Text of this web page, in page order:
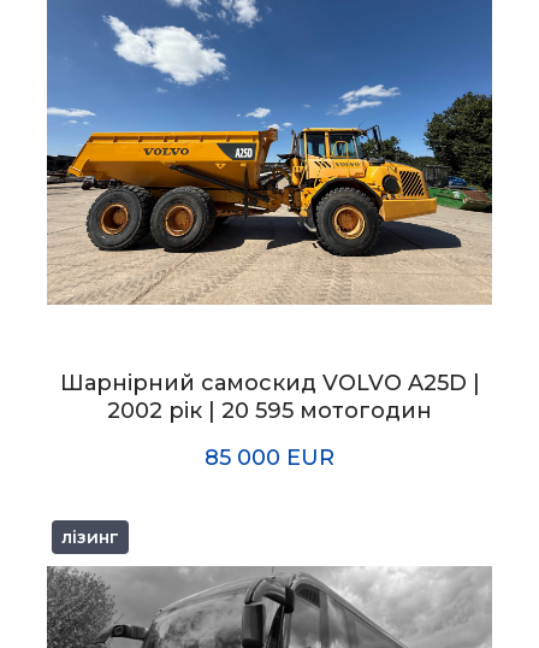
Шарнірний самоскид VOLVO A25D |
2002 рік | 20 595 мотогодин
85 000 EUR
лізинг